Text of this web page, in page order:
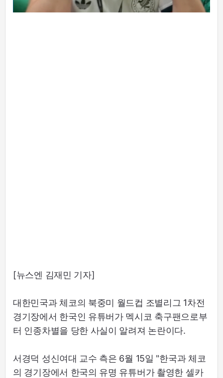
[뉴스엔 김재민 기자]
대한민국과 체코의 북중미 월드컵 조별리그 1차전
경기장에서 한국인 유튜버가 멕시코 축구팬으로부
터 인종차별을 당한 사실이 알려져 논란이다.
서경덕 성신여대 교수 측은 6월 15일 "한국과 체코
의 경기장에서 한국의 유명 유튜버가 촬영한 셀카